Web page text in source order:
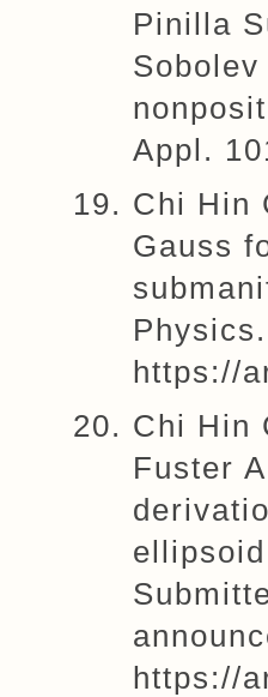
Pinilla
Appl.
Chi Hin
Gauss
https://
Chi Hin
Fuster
https://